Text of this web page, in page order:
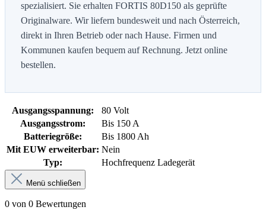
spezialisiert. Sie erhalten FORTIS 80D150 als geprüfte
Originalware. Wir liefern bundesweit und nach Österreich,
direkt in Ihren Betrieb oder nach Hause. Firmen und
Kommunen kaufen bequem auf Rechnung. Jetzt online
bestellen.
Ausgangsspannung:
80 Volt
Ausgangsstrom:
Bis 150 A
Batteriegröße:
Bis 1800 Ah
Mit EUW erweiterbar: Nein
Typ:
Hochfrequenz Ladegerät
Menü schließen
0 von 0 Bewertungen